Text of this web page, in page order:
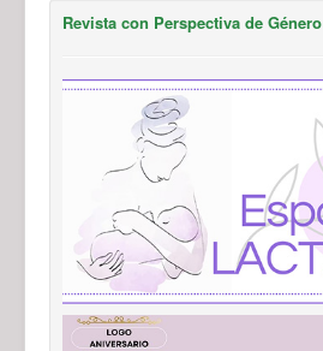
Revista con Perspectiva de Género